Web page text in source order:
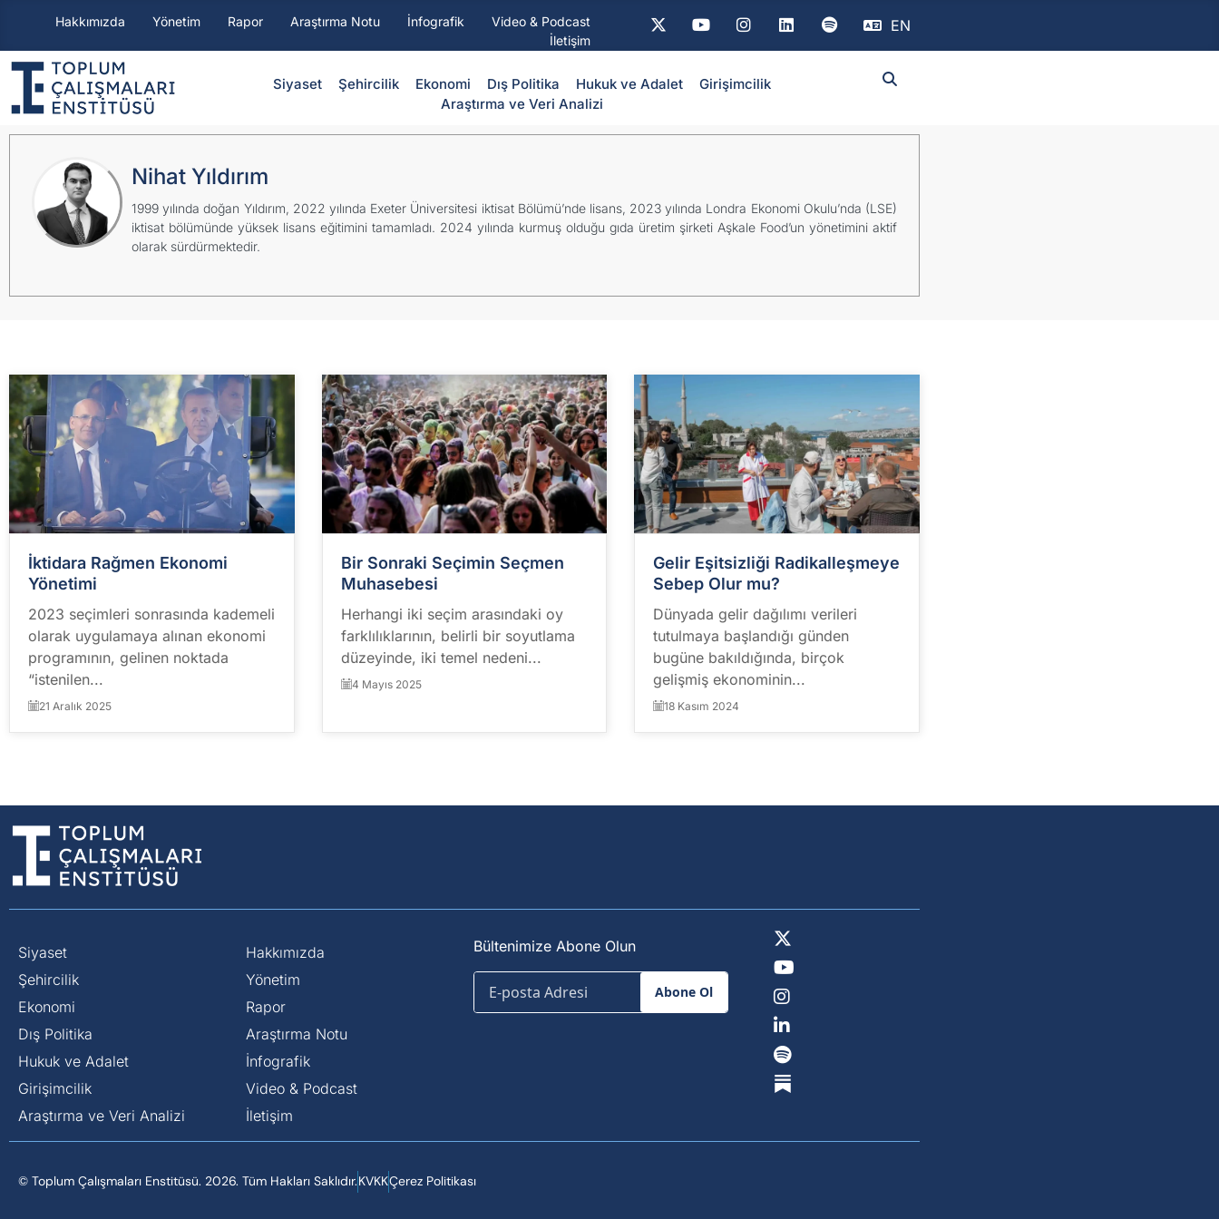
Hakkımızda Yönetim Rapor Araştırma Notu İnfografik
Video & Podcast
İletişim
EN
Siyaset ⁠Şehircilik Ekonomi Dış Politika ⁠Hukuk ve Adalet
Girişimcilik
Araştırma ve Veri Analizi
Nihat Yıldırım
1999 yılında doğan Yıldırım, 2022 yılında Exeter Üniversitesi iktisat Bölümü’nde lisans, 2023 yılında Londra Ekonomi Okulu’nda (LSE)
iktisat bölümünde yüksek lisans eğitimini tamamladı. 2024 yılında kurmuş olduğu gıda üretim şirketi Aşkale Food’un yönetimini aktif
olarak sürdürmektedir.
İktidara Rağmen Ekonomi
Yönetimi
2023 seçimleri sonrasında kademeli
olarak uygulamaya alınan ekonomi
programının, gelinen noktada
“istenilen...
21 Aralık 2025
Bir Sonraki Seçimin Seçmen
Muhasebesi
Herhangi iki seçim arasındaki oy
farklılıklarının, belirli bir soyutlama
düzeyinde, iki temel nedeni...
4 Mayıs 2025
Gelir Eşitsizliği Radikalleşmeye
Sebep Olur mu?
Dünyada gelir dağılımı verileri
tutulmaya başlandığı günden
bugüne bakıldığında, birçok
gelişmiş ekonominin...
18 Kasım 2024
Siyaset
⁠Şehircilik
Ekonomi
Dış Politika
⁠Hukuk ve Adalet
Girişimcilik
Araştırma ve Veri Analizi
Hakkımızda
Yönetim
Rapor
Araştırma Notu
İnfografik
Video & Podcast
İletişim
Bültenimize Abone Olun
Abone Ol
© Toplum Çalışmaları Enstitüsü. 2026. Tüm Hakları Saklıdır.KVKKÇerez Politikası